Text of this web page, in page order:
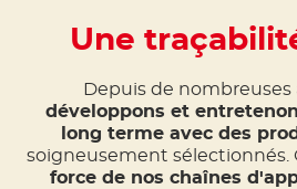
Une
Depuis de nombreuses
développons et
long terme avec des
soigneusement sélectionnés.
force de nos chaînes